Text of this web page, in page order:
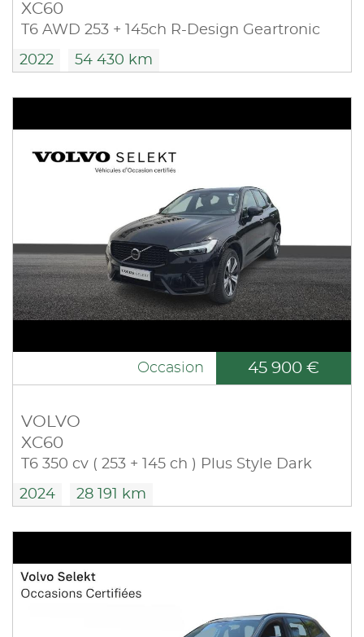
XC60
T6 AWD 253 + 145ch R-Design Geartronic
2022 54 430 km
Occasion 45 900 €
VOLVO
XC60
T6 350 cv ( 253 + 145 ch ) Plus Style Dark
2024 28 191 km